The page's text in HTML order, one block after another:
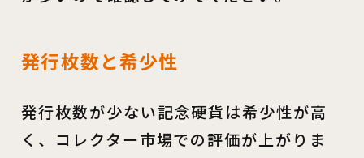
発行枚数と希少性
発行枚数が少ない記念硬貨は希少性が高
く、コレクター市場での評価が上がりま